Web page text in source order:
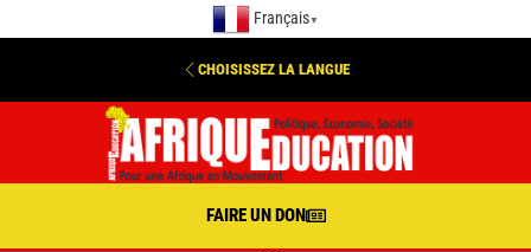
Français ▼
CHOISISSEZ LA LANGUE
FAIRE UN DON